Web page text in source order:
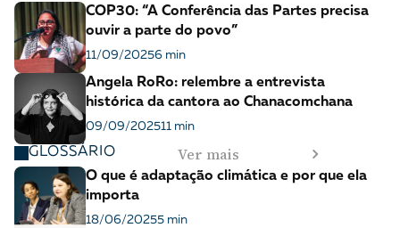
COP30: “A Conferência das Partes precisa
ouvir a parte do povo”
11/09/20256 min
Angela RoRo: relembre a entrevista
histórica da cantora ao Chanacomchana
09/09/202511 min
GLOSSÁRIO Ver mais
O que é adaptação climática e por que ela
importa
18/06/20255 min